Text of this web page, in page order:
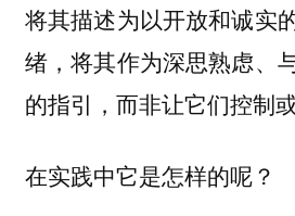
将其描述为以开放和诚实
绪，将其作为深思熟虑、
的指引，而非让它们控制或
在实践中它是怎样的呢？